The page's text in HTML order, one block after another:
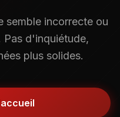
semble incorrecte ou
Pas d'inquiétude,
plus solides.